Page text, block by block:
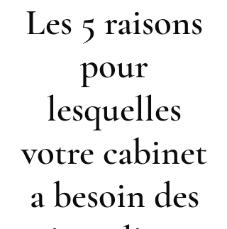
Les 5 raisons
pour
lesquelles
votre cabinet
a besoin des